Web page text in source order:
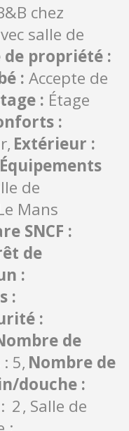
chez
salle de
de propriété :
: Accepte de
: Étage
:
Extérieur :
Équipements
de
Mans
SNCF :
de
:
:
:
de
5 Nombre de
douche :
2 Salle de